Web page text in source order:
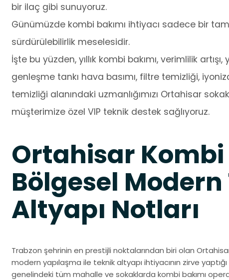
bir ilaç gibi sunuyoruz.
Günümüzde kombi bakımı ihtiyacı sadece bir
sürdürülebilirlik meselesidir.
İşte bu yüzden, yıllık kombi bakımı, verimlilik
genleşme tankı hava basımı, filtre temizliği,
temizliği alanındaki uzmanlığımızı Ortahisar
müşterimize özel VIP teknik destek sağlıyoruz.
Ortahisar Kombi
Bölgesel
Altyapı Notları
Trabzon şehrinin en prestijli noktalarından biri olan
modern yapılaşma ile teknik altyapı ihtiyacının zirve
genelindeki tüm mahalle ve sokaklarda kombi bakımı